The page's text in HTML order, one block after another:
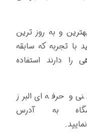
و به روز ترین
با تجربه که سابقه
دارند استفاده
و حرفه ای البرز
به آدرس